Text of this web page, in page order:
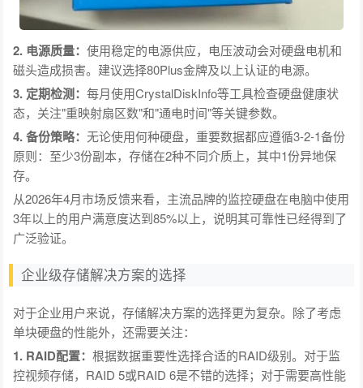
2. 电源质量：使用稳定的电源供应，电压波动会对硬盘电机和
磁头造成损害。建议选择80Plus金牌及以上认证的电源。
3. 定期检测：每月使用CrystalDiskInfo等工具检查硬盘健康状
态，关注"重映射扇区数"和"通电时间"等关键参数。
4. 备份策略：无论使用何种硬盘，重要数据都应遵循3-2-1备份
原则：至少3份副本，存储在2种不同介质上，其中1份异地保
存。
从2026年4月市场反馈来看，主流品牌的监控硬盘在电脑中使用
3年以上的用户满意度达到85%以上，说明其可靠性已经得到了
广泛验证。
企业级存储解决方案的选择
对于企业用户来说，存储解决方案的选择更为复杂。除了考虑
单块硬盘的性能外，还需要关注：
1. RAID配置：根据数据重要性选择合适的RAID级别。对于监
控视频存储，RAID 5或RAID 6是不错的选择；对于需要高性能